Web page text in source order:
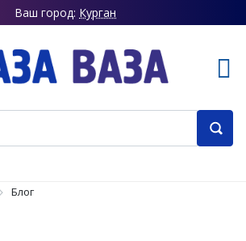
Ваш город: Курган
Блог